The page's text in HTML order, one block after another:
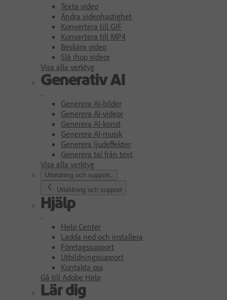
Texta video
Ändra videohastighet
Konvertera till GIF
Konvertera till MP4
Beskära video
Slå ihop videor
Visa alla verktyg
Generativ AI
Generera AI-bilder
Generera AI-videor
Generera AI-konst
Generera AI-musik
Generera ljudeffekter
Generera tal från text
Visa alla verktyg
Utbildning och support
Utbildning och support
Hjälp
Help Center
Ladda ned och installera
Företagssupport
Utbildningssupport
Kontakta oss
Gå till Adobe Help
Lär dig